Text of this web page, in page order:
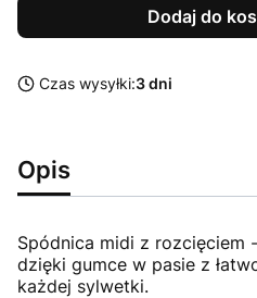
Dodaj do
Czas wysyłki:3 dni
Opis
Spódnica midi z rozcięciem
dzięki gumce w pasie z
każdej sylwetki.